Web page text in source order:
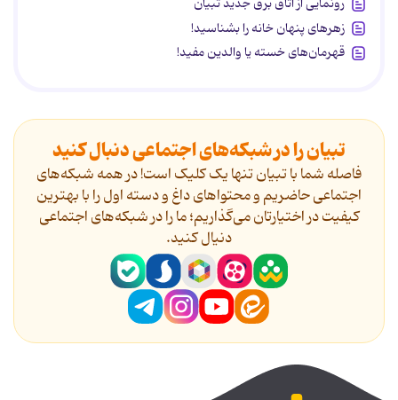
زهرهای پنهان خانه را بشناسید!
قهرمان‌های خسته یا والدین مفید!
تبیان را در شبکه‌های اجتماعی دنبال کنید
فاصله شما با تبیان تنها یک کلیک است! در همه شبکه‌های
اجتماعی حاضریم و محتواهای داغ و دسته اول را با بهترین
کیفیت در اختیارتان می‌گذاریم؛ ما را در شبکه‌های اجتماعی
دنیال کنید.